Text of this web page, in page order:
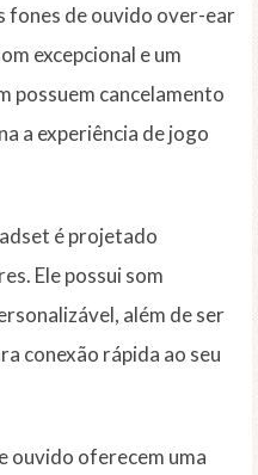
fones de ouvido over-ear
excepcional e um
possuem cancelamento
a experiência de jogo
é projetado
Ele possui som
além de ser
conexão rápida ao seu
ouvido oferecem uma